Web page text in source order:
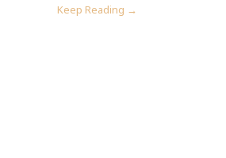
Keep Reading →